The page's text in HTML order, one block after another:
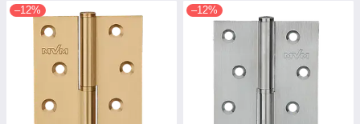
–12% –12%